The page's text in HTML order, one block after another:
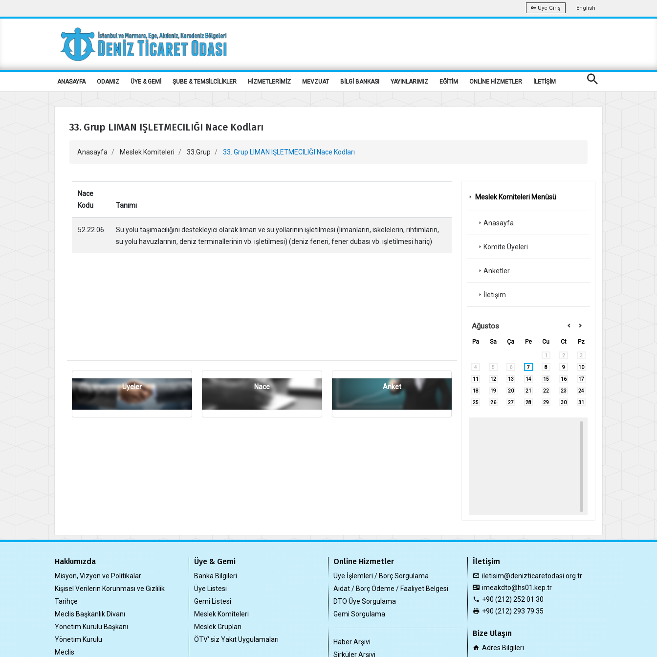
Üye Giriş English
ANASAYFA ODAMIZ ÜYE & GEMİ ŞUBE & TEMSİLCİLİKLER HİZMETLERİMİZ MEVZUAT BİLGİ BANKASI YAYINLARIMIZ EĞİTİM ONLİNE HİZMETLER İLETİŞİM
33. Grup LIMAN IŞLETMECILIĞI Nace Kodları
Anasayfa Meslek Komiteleri 33.Grup 33. Grup LIMAN IŞLETMECILIĞI Nace Kodları
Nace
Kodu
Tanımı
52.22.06
Su yolu taşımacılığını destekleyici olarak liman ve su yollarının işletilmesi (limanların, iskelelerin, rıhtımların,
su yolu havuzlarının, deniz terminallerinin vb. işletilmesi) (deniz feneri, fener dubası vb. işletilmesi hariç)
Üyeler Nace Anket
Meslek Komiteleri Menüsü
Anasayfa
Komite Üyeleri
Anketler
İletişim
Ağustos
Pa Sa Ça Pe Cu Ct Pz
1 2 3
4 5 6 7 8 9 10
11 12 13 14 15 16 17
18 19 20 21 22 23 24
25 26 27 28 29 30 31
Hakkımızda
Misyon, Vizyon ve Politikalar
Kişisel Verilerin Korunması ve Gizlilik
Tarihçe
Meclis Başkanlık Divanı
Yönetim Kurulu Başkanı
Yönetim Kurulu
Meclis
Üye & Gemi
Banka Bilgileri
Üye Listesi
Gemi Listesi
Meslek Komiteleri
Meslek Grupları
ÖTV' siz Yakıt Uygulamaları
Online Hizmetler
Üye İşlemleri / Borç Sorgulama
Aidat / Borç Ödeme / Faaliyet Belgesi
DTO Üye Sorgulama
Gemi Sorgulama
Haber Arşivi
Sirküler Arşivi
İletişim
iletisim@denizticaretodasi.org.tr
imeakdto@hs01.kep.tr
+90 (212) 252 01 30
+90 (212) 293 79 35
Bize Ulaşın
Adres Bilgileri